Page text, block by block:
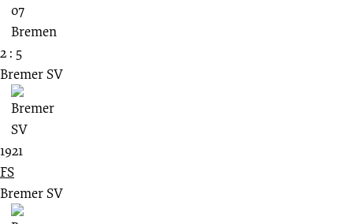
2 : 5
Bremer SV
1921
FS
Bremer SV